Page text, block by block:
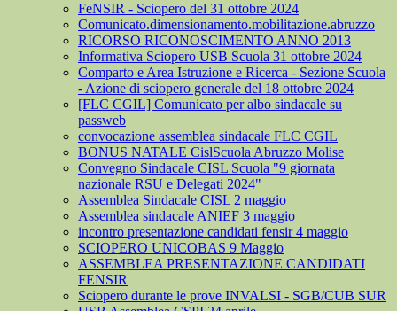
FeNSIR - Sciopero del 31 ottobre 2024
Comunicato.dimensionamento.mobilitazione.abruzzo
RICORSO RICONOSCIMENTO ANNO 2013
Informativa Sciopero USB Scuola 31 ottobre 2024
Comparto e Area Istruzione e Ricerca - Sezione Scuola
- Azione di sciopero generale del 18 ottobre 2024
[FLC CGIL] Comunicato per albo sindacale su
passweb
convocazione assemblea sindacale FLC CGIL
BONUS NATALE CislScuola Abruzzo Molise
Convegno Sindacale CISL Scuola "9 giornata
nazionale RSU e Delegati 2024"
Assemblea Sindacale CISL 2 maggio
Assemblea sindacale ANIEF 3 maggio
incontro presentazione candidati fensir 4 maggio
SCIOPERO UNICOBAS 9 Maggio
ASSEMBLEA PRESENTAZIONE CANDIDATI
FENSIR
Sciopero durante le prove INVALSI - SGB/CUB SUR